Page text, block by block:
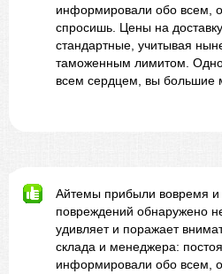
информировали обо всем,
спросишь. Цены на
стандартные, учитывая
таможенным лимитом.
всем сердцем, вы большие
Айтемы прибыли вовремя и
повреждений обнаружено
удивляет и поражает
склада и менеджера:
информировали обо всем,